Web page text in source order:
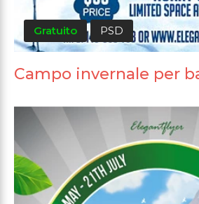
Gratuito PSD
Campo invernale per